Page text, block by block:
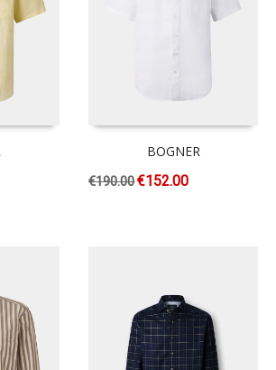
BOGNER
€190.00€152.00